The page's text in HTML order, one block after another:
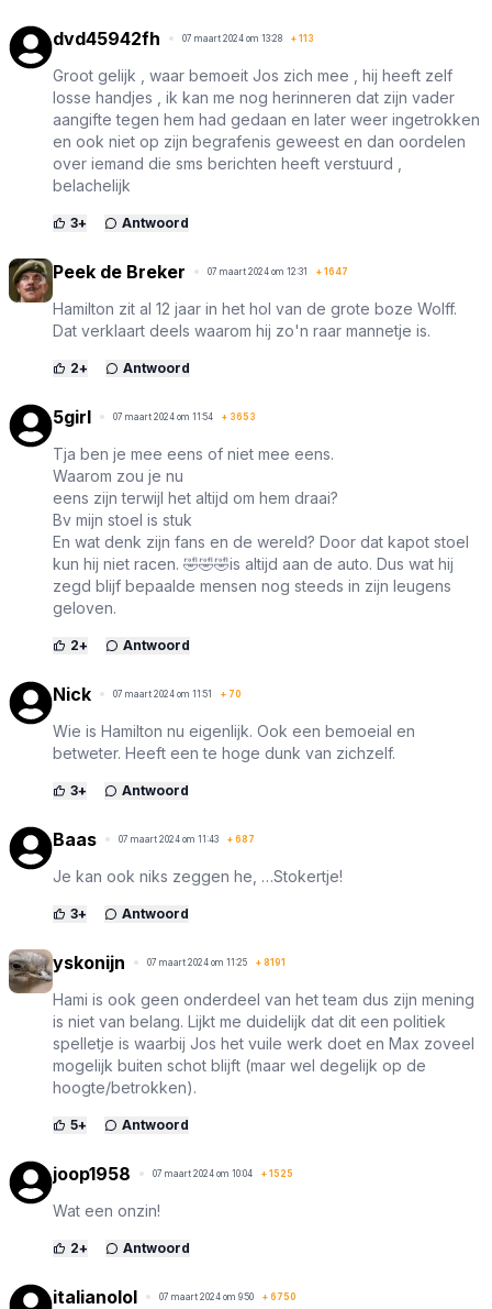
dvd45942fh 07 maart 2024 om 13:28 + 113
Groot gelijk , waar bemoeit Jos zich mee , hij heeft zelf
losse handjes , ik kan me nog herinneren dat zijn vader
aangifte tegen hem had gedaan en later weer ingetrokken
en ook niet op zijn begrafenis geweest en dan oordelen
over iemand die sms berichten heeft verstuurd ,
belachelijk
3+ Antwoord
Peek de Breker 07 maart 2024 om 12:31 + 1647
Hamilton zit al 12 jaar in het hol van de grote boze Wolff.
Dat verklaart deels waarom hij zo'n raar mannetje is.
2+ Antwoord
5girl 07 maart 2024 om 11:54 + 3653
Tja ben je mee eens of niet mee eens.
Waarom zou je nu
eens zijn terwijl het altijd om hem draai?
Bv mijn stoel is stuk
En wat denk zijn fans en de wereld? Door dat kapot stoel
kun hij niet racen. 🤣🤣🤣is altijd aan de auto. Dus wat hij
zegd blijf bepaalde mensen nog steeds in zijn leugens
geloven.
2+ Antwoord
Nick 07 maart 2024 om 11:51 + 70
Wie is Hamilton nu eigenlijk. Ook een bemoeial en
betweter. Heeft een te hoge dunk van zichzelf.
3+ Antwoord
Baas 07 maart 2024 om 11:43 + 687
Je kan ook niks zeggen he, …Stokertje!
3+ Antwoord
yskonijn 07 maart 2024 om 11:25 + 8191
Hami is ook geen onderdeel van het team dus zijn mening
is niet van belang. Lijkt me duidelijk dat dit een politiek
spelletje is waarbij Jos het vuile werk doet en Max zoveel
mogelijk buiten schot blijft (maar wel degelijk op de
hoogte/betrokken).
5+ Antwoord
joop1958 07 maart 2024 om 10:04 + 1525
Wat een onzin!
2+ Antwoord
italianolol 07 maart 2024 om 9:50 + 6750